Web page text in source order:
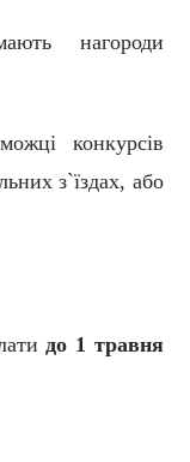
нагороди
конкурсів
з`їздах, або
до 1 травня